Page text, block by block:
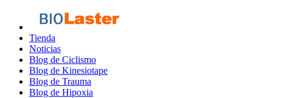
Tienda
Noticias
Blog de Ciclismo
Blog de Kinesiotape
Blog de Trauma
Blog de Hipoxia